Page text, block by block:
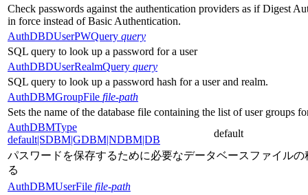
Check passwords against the authentication providers as if Digest
in force instead of Basic Authentication.
AuthDBDUserPWQuery query
SQL query to look up a password for a user
AuthDBDUserRealmQuery query
SQL query to look up a password hash for a user and realm.
AuthDBMGroupFile file-path
Sets the name of the database file containing the list of user groups
AuthDBMType
default|SDBM|GDBM|NDBM|DB
default
パスワードを保存するために必要なデータベースファイルの
る
AuthDBMUserFile file-path